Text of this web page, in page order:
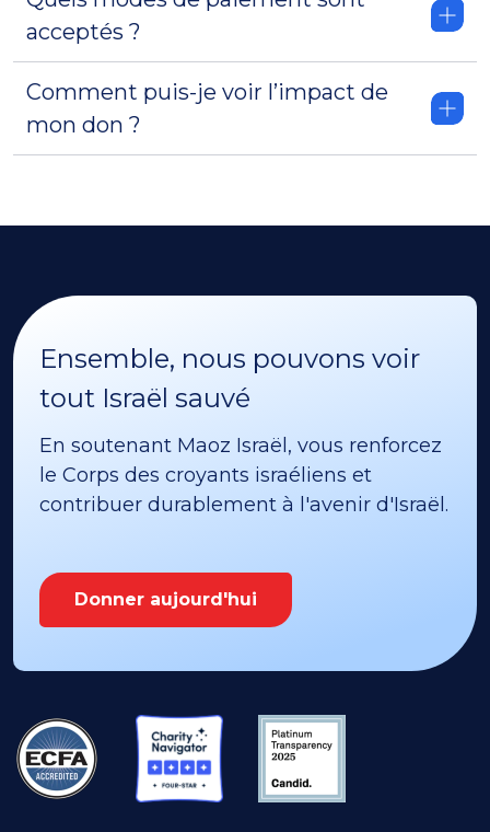
acceptés ?
Comment puis-je voir l’impact de
mon don ?
Ensemble, nous pouvons voir
tout Israël sauvé
En soutenant Maoz Israël, vous renforcez
le Corps des croyants israéliens et
contribuer durablement à l'avenir d'Israël.
Donner aujourd'hui